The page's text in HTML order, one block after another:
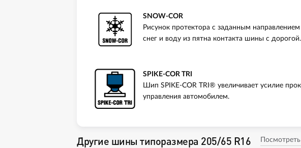
SNOW-COR
Рисунок протектора с заданным
снег и воду из пятна контакта шины с дорогой.
SPIKE-COR TRI
Шип SPIKE-COR TRI® увеличивает усилие
управления автомобилем.
Другие шины типоразмера 205/65 R16